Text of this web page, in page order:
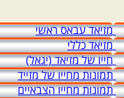
מזיאד עבאס ראשי
מזיאד כללי
חייו של מזיאד (יגאל)
תמונות מחייו של מזייד
תמונות מחייו הצבאיים